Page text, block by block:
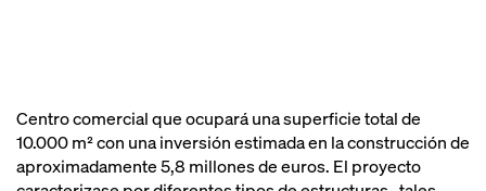
Centro comercial que ocupará una superficie total de
10.000 m² con una inversión estimada en la construcción de
aproximadamente 5,8 millones de euros. El proyecto